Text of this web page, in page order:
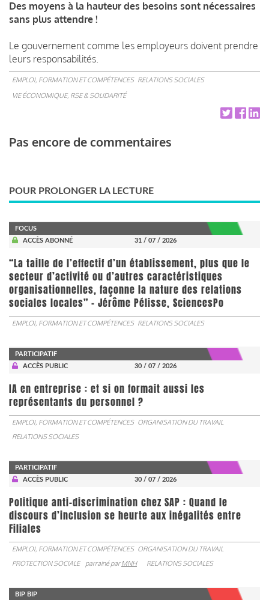
Des moyens à la hauteur des besoins sont nécessaires
sans plus attendre !
Le gouvernement comme les employeurs doivent prendre
leurs responsabilités.
EMPLOI, FORMATION ET COMPÉTENCES RELATIONS SOCIALES
VIE ÉCONOMIQUE, RSE & SOLIDARITÉ
Pas encore de commentaires
POUR PROLONGER LA LECTURE
FOCUS
ACCÈS ABONNÉ
31 / 07 / 2026
“La taille de l’effectif d’un établissement, plus que le
secteur d’activité ou d’autres caractéristiques
organisationnelles, façonne la nature des relations
sociales locales” - Jérôme Pélisse, SciencesPo
EMPLOI, FORMATION ET COMPÉTENCES RELATIONS SOCIALES
PARTICIPATIF
ACCÈS PUBLIC
30 / 07 / 2026
IA en entreprise : et si on formait aussi les
représentants du personnel ?
EMPLOI, FORMATION ET COMPÉTENCES ORGANISATION DU TRAVAIL
RELATIONS SOCIALES
PARTICIPATIF
ACCÈS PUBLIC
30 / 07 / 2026
Politique anti-discrimination chez SAP : Quand le
discours d’inclusion se heurte aux inégalités entre
Filiales
EMPLOI, FORMATION ET COMPÉTENCES ORGANISATION DU TRAVAIL
PROTECTION SOCIALE
parrainé parMNH RELATIONS SOCIALES
BIP BIP